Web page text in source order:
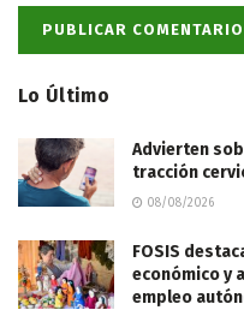
Lo Último
Advierten
tracción
08/08/2026
FOSIS
económico y
empleo